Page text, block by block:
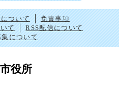
ついて
免責事項
て
RSS配信について
について
役所